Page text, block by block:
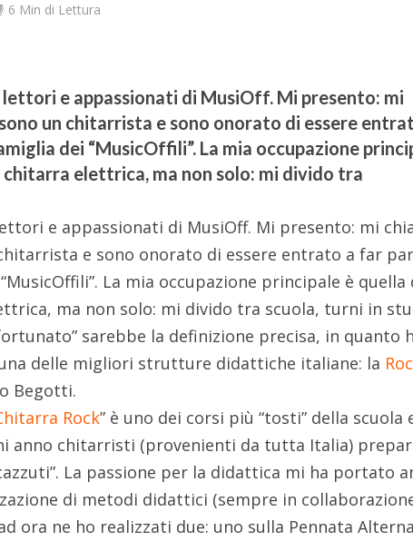
6 Min di Lettura
e appassionati di MusiOff. Mi presento: mi
un chitarrista e sono onorato di essere
dei “MusicOffili”. La mia occupazione
chitarra elettrica, ma non solo: mi divido tra
e appassionati di MusiOff. Mi presento: mi
e sono onorato di essere entrato a far
La mia occupazione principale è quella
ma non solo: mi divido tra scuola, turni in
sarebbe la definizione precisa, in quanto
delle migliori strutture didattiche italiane: la
Begotti.
Rock” è uno dei corsi più “tosti” della scuola
anno chitarristi (provenienti da tutta Italia)
La passione per la didattica mi ha portato
di metodi didattici (sempre in
ora ne ho realizzati due: uno sulla Pennata